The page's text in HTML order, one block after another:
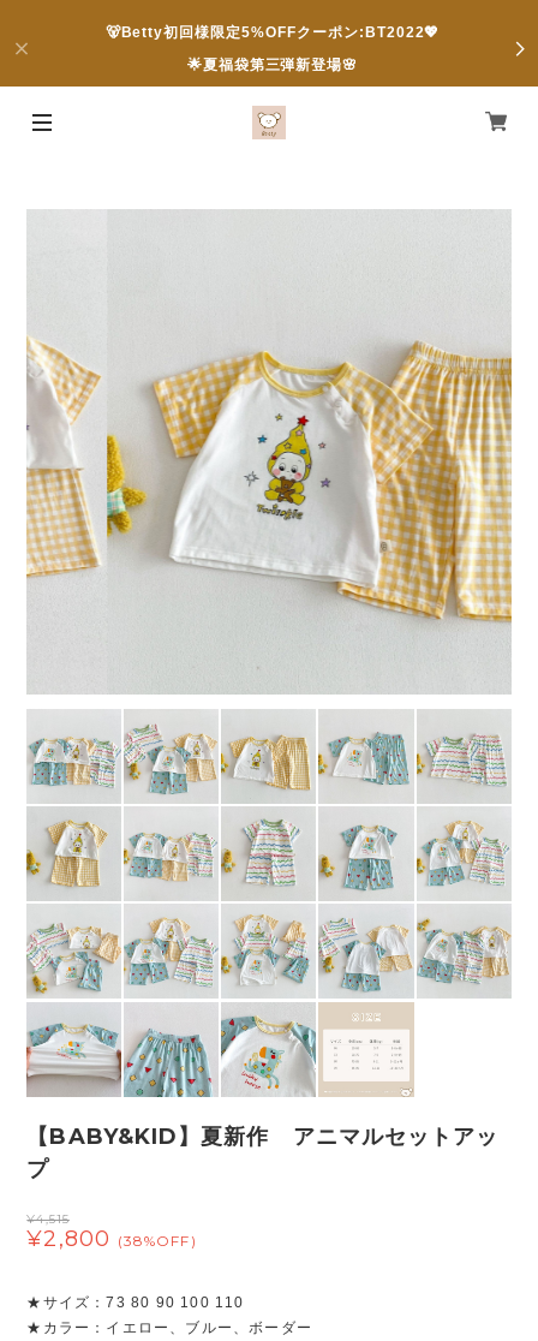
🐻Betty初回様限定5%OFFクーポン:BT2022💖
🌟夏福袋第三弾新登場🌸
【BABY&KID】夏新作 アニマルセットアッ
プ
¥4,515
¥2,800 (38%OFF)
★サイズ：73 80 90 100 110
★カラー：イエロー、ブルー、ボーダー